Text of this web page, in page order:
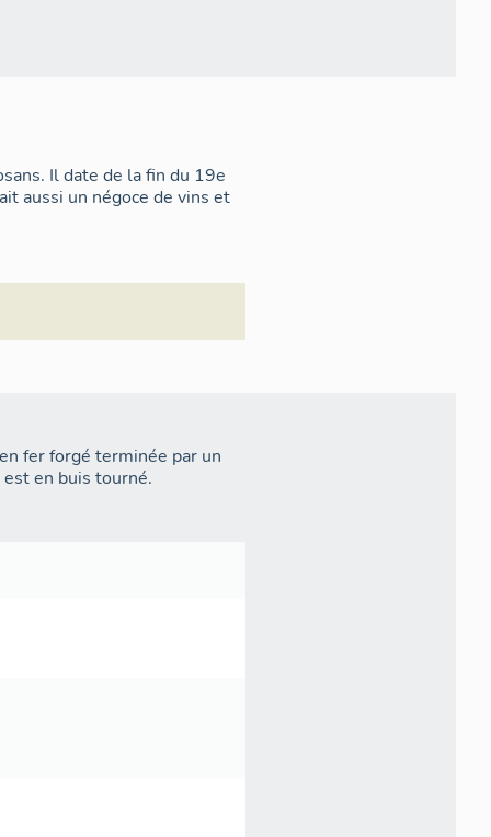
Il date de la fin du 19e
aussi un négoce de vins et
fer forgé terminée par un
en buis tourné.